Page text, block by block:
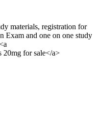
materials, registration for
Exam and one on one study
20mg for sale</a>